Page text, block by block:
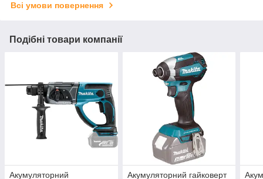
Всі умови повернення
Подібні товари компанії
Акумуляторний
Акумуляторний гайковерт